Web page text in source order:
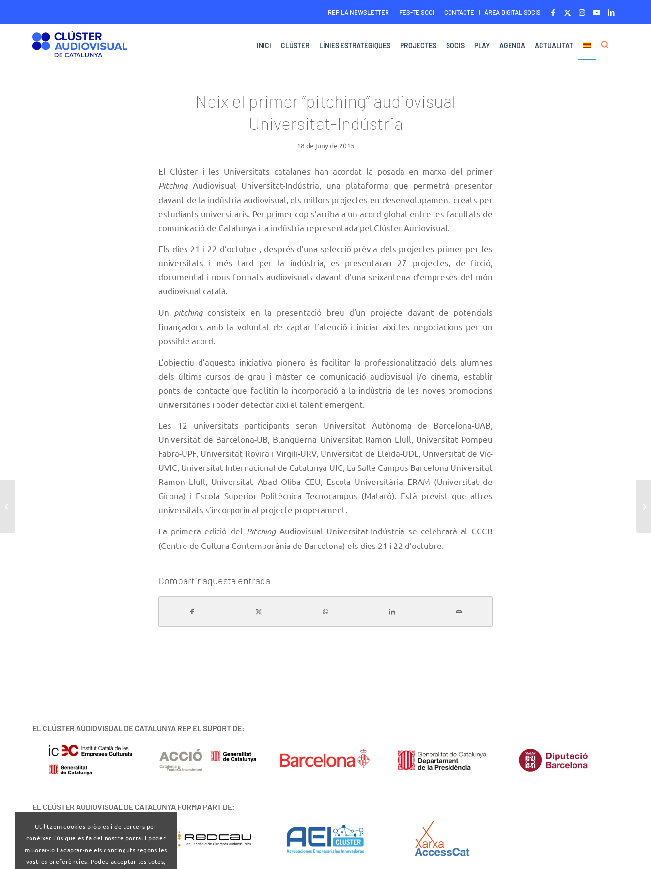
REP LA NEWSLETTER FES-TE SOCI CONTACTE ÀREA DIGITAL SOCIS
INICI CLÚSTER LÍNIES ESTRATÈGIQUES PROJECTES SOCIS PLAY AGENDA ACTUALITAT
Neix el primer “pitching” audiovisual
Universitat-Indústria
18 de juny de 2015
El Clúster i les Universitats catalanes han acordat la posada en marxa del primer
PitchingAudiovisual Universitat-Indústria, una plataforma que permetrà presentar
davant de la indústria audiovisual, els millors projectes en desenvolupament creats per
estudiants universitaris. Per primer cop s’arriba a un acord global entre les facultats de
comunicació de Catalunya i la indústria representada pel Clúster Audiovisual.
Els dies 21 i 22 d’octubre , després d’una selecció prèvia dels projectes primer per les
universitats i més tard per la indústria, es presentaran 27 projectes, de ficció,
documental i nous formats audiovisuals davant d’una seixantena d’empreses del món
audiovisual català.
Un pitchingconsisteix en la presentació breu d’un projecte davant de potencials
finançadors amb la voluntat de captar l’atenció i iniciar així les negociacions per un
possible acord.
L’objectiu d’aquesta iniciativa pionera és facilitar la professionalització dels alumnes
dels últims cursos de grau i màster de comunicació audiovisual i/o cinema, establir
ponts de contacte que facilitin la incorporació a la indústria de les noves promocions
universitàries i poder detectar així el talent emergent.
Les 12 universitats participants seran Universitat Autònoma de Barcelona-UAB,
Universitat de Barcelona-UB, Blanquerna Universitat Ramon Llull, Universitat Pompeu
Fabra-UPF, Universitat Rovira i Virgili-URV, Universitat de Lleida-UDL, Universitat de Vic-
UVIC, Universitat Internacional de Catalunya UIC, La Salle Campus Barcelona Universitat
Ramon Llull, Universitat Abad Oliba CEU, Escola Universitària ERAM (Universitat de
Girona) i Escola Superior Politècnica Tecnocampus (Mataró). Està previst que altres
universitats s’incorporin al projecte properament.
La primera edició del PitchingAudiovisual Universitat-Indústria se celebrarà al CCCB
(Centre de Cultura Contemporània de Barcelona) els dies 21 i 22 d’octubre.
Compartir aquesta entrada
EL CLÚSTER AUDIOVISUAL DE CATALUNYA REP EL SUPORT DE:
EL CLÚSTER AUDIOVISUAL DE CATALUNYA FORMA PART DE:
Utilitzem cookies pròpies i de tercers per
conèixer l’ús que es fa del nostre portal i poder
millorar-lo i adaptar-ne els continguts segons les
vostres preferències. Podeu acceptar-les totes,